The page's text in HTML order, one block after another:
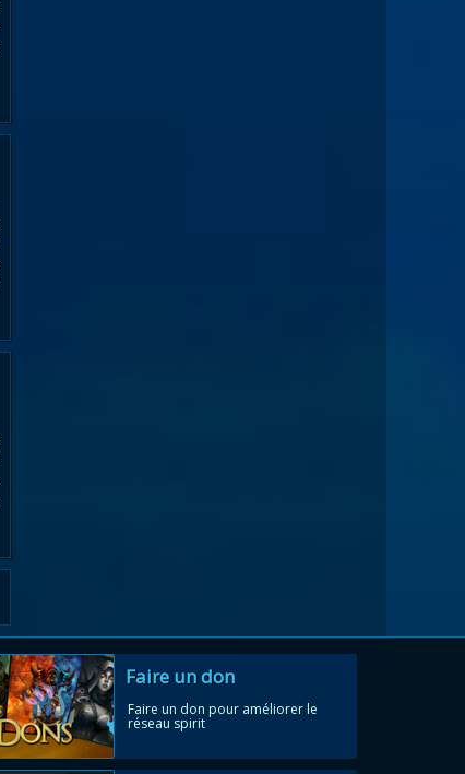
Faire un don
Faire un don pour améliorer le
réseau spirit